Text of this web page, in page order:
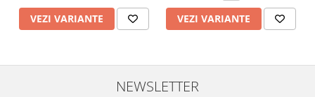
VEZI VARIANTE VEZI VARIANTE
NEWSLETTER